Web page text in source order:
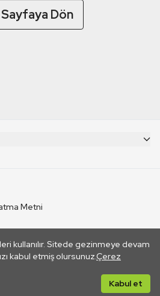
Dön
kullanılır. Sitede gezinmeye devam
kabul etmiş olursunuz.Çerez
Kabul et
Metni
TRT. Bağlantı yoluyla gidilen dış